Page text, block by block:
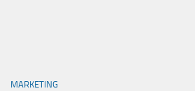
MARKETING